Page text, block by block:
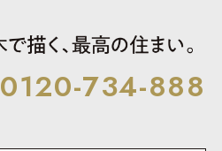
0120-734-888